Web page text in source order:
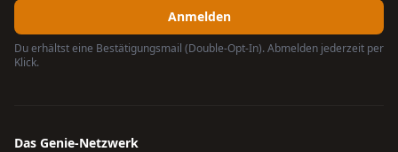
Anmelden
Du erhältst eine Bestätigungsmail (Double-Opt-In). Abmelden jederzeit per
Klick.
Das Genie-Netzwerk